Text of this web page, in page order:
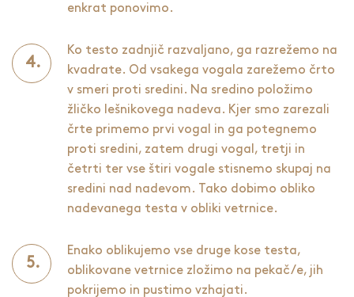
enkrat ponovimo.
Ko testo zadnjič razvaljano, ga razrežemo na
kvadrate. Od vsakega vogala zarežemo črto
v smeri proti sredini. Na sredino položimo
žličko lešnikovega nadeva. Kjer smo zarezali
črte primemo prvi vogal in ga potegnemo
proti sredini, zatem drugi vogal, tretji in
četrti ter vse štiri vogale stisnemo skupaj na
sredini nad nadevom. Tako dobimo obliko
nadevanega testa v obliki vetrnice.
Enako oblikujemo vse druge kose testa,
oblikovane vetrnice zložimo na pekač/e, jih
pokrijemo in pustimo vzhajati.